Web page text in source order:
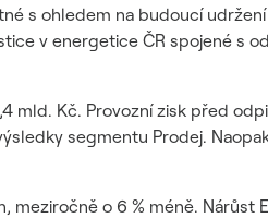
s ohledem na budoucí
v energetice ČR spojené s
Kč. Provozní zisk před
segmentu Prodej.
o 6 % méně. Nárůst